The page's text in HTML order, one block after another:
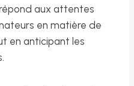
aux attentes
en matière de
en anticipant les